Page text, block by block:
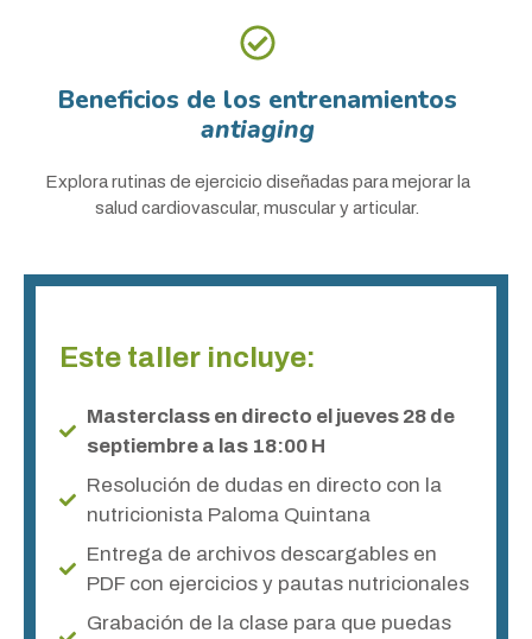
Beneficios de los entrenamientos
antiaging
Explora rutinas de ejercicio diseñadas para mejorar la
salud cardiovascular, muscular y articular.
Este taller incluye:
Masterclass en directo el jueves 28 de
septiembre a las 18:00 H
Resolución de dudas en directo con la
nutricionista Paloma Quintana
Entrega de archivos descargables en
PDF con ejercicios y pautas nutricionales
Grabación de la clase para que puedas